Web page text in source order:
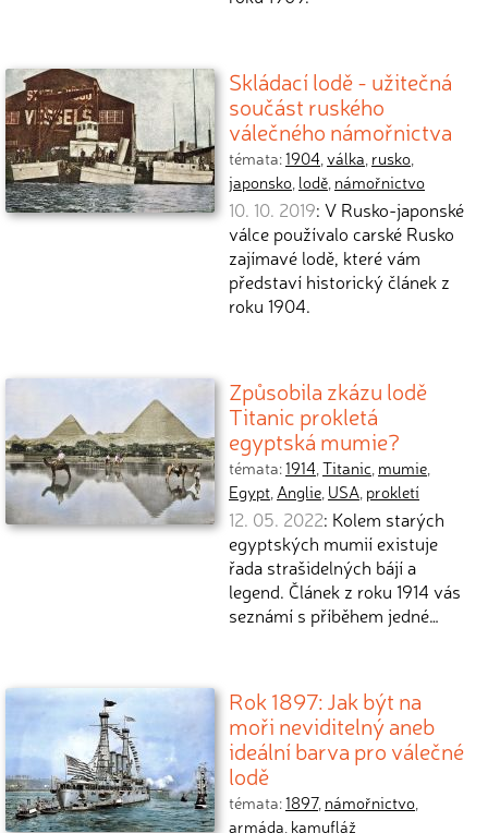
Skládací lodě - užitečná
součást ruského
válečného námořnictva
témata:1904,válka, rusko,
japonsko, lodě, námořnictvo
10. 10. 2019: V Rusko-japonské
válce používalo carské Rusko
zajímavé lodě, které vám
představí historický článek z
roku 1904.
Způsobila zkázu lodě
Titanic prokletá
egyptská mumie?
témata:1914,Titanic, mumie,
Egypt,Anglie, USA, prokletí
12. 05. 2022: Kolem starých
egyptských mumií existuje
řada strašidelných bájí a
legend. Článek z roku 1914 vás
seznámí s příběhem jedné…
Rok 1897: Jak být na
moři neviditelný aneb
ideální barva pro válečné
lodě
témata:1897, námořnictvo,
armáda, kamufláž